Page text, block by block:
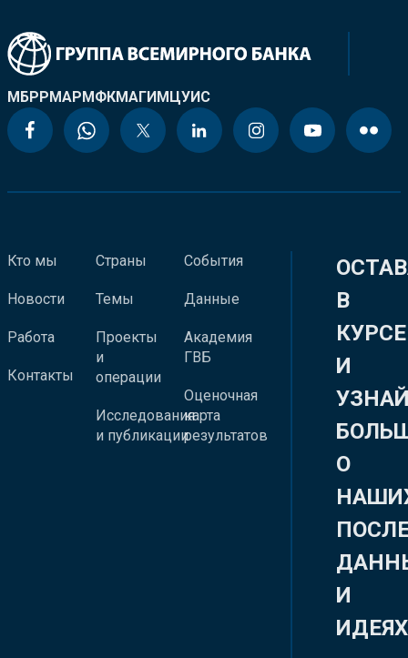
МБРРМАРМФКМАГИМЦУИС
Кто мы
Новости
Работа
Контакты
Страны
Темы
Проекты
и
операции
Исследования
и публикации
События
Данные
Академия
ГВБ
Оценочная
карта
результатов
В
КУРСЕ
И
О
И
ИДЕЯХ